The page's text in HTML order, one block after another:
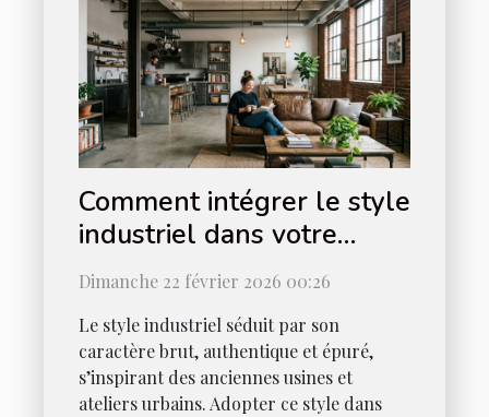
Comment intégrer le style
industriel dans votre
intérieur ?
Dimanche 22 février 2026 00:26
Le style industriel séduit par son
caractère brut, authentique et épuré,
s’inspirant des anciennes usines et
ateliers urbains. Adopter ce style dans